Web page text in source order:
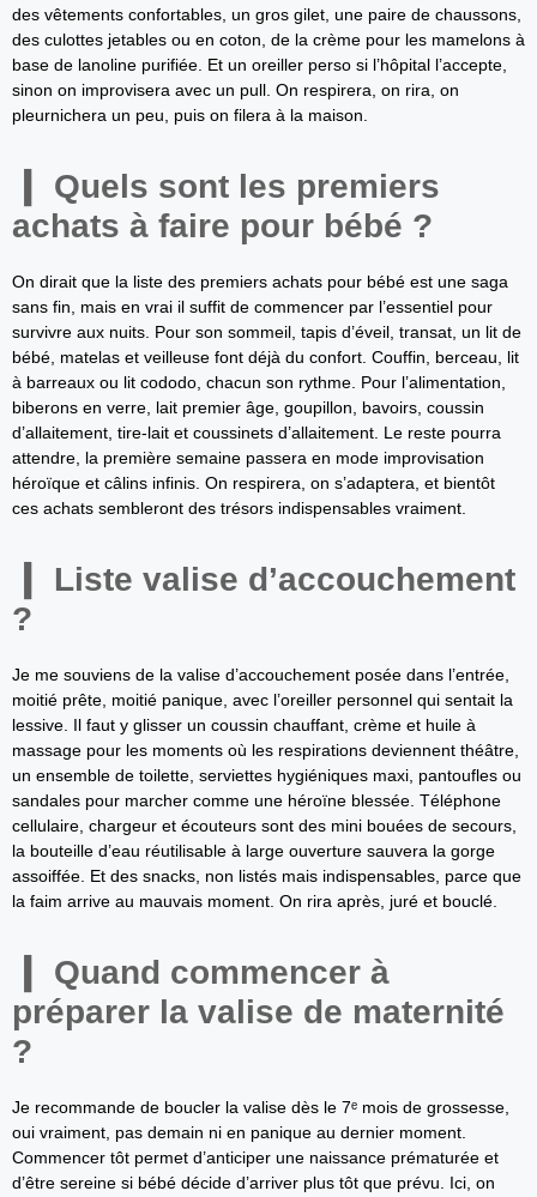
des vêtements confortables, un gros gilet, une paire de chaussons,
des culottes jetables ou en coton, de la crème pour les mamelons à
base de lanoline purifiée. Et un oreiller perso si l’hôpital l’accepte,
sinon on improvisera avec un pull. On respirera, on rira, on
pleurnichera un peu, puis on filera à la maison.
Quels sont les premiers
achats à faire pour bébé ?
On dirait que la liste des premiers achats pour bébé est une saga
sans fin, mais en vrai il suffit de commencer par l’essentiel pour
survivre aux nuits. Pour son sommeil, tapis d’éveil, transat, un lit de
bébé, matelas et veilleuse font déjà du confort. Couffin, berceau, lit
à barreaux ou lit cododo, chacun son rythme. Pour l’alimentation,
biberons en verre, lait premier âge, goupillon, bavoirs, coussin
d’allaitement, tire-lait et coussinets d’allaitement. Le reste pourra
attendre, la première semaine passera en mode improvisation
héroïque et câlins infinis. On respirera, on s’adaptera, et bientôt
ces achats sembleront des trésors indispensables vraiment.
Liste valise d’accouchement
?
Je me souviens de la valise d’accouchement posée dans l’entrée,
moitié prête, moitié panique, avec l’oreiller personnel qui sentait la
lessive. Il faut y glisser un coussin chauffant, crème et huile à
massage pour les moments où les respirations deviennent théâtre,
un ensemble de toilette, serviettes hygiéniques maxi, pantoufles ou
sandales pour marcher comme une héroïne blessée. Téléphone
cellulaire, chargeur et écouteurs sont des mini bouées de secours,
la bouteille d’eau réutilisable à large ouverture sauvera la gorge
assoiffée. Et des snacks, non listés mais indispensables, parce que
la faim arrive au mauvais moment. On rira après, juré et bouclé.
Quand commencer à
préparer la valise de maternité
?
Je recommande de boucler la valise dès le 7ᵉ mois de grossesse,
oui vraiment, pas demain ni en panique au dernier moment.
Commencer tôt permet d’anticiper une naissance prématurée et
d’être sereine si bébé décide d’arriver plus tôt que prévu. Ici, on